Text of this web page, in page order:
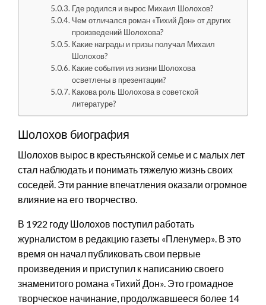
Где родился и вырос Михаил Шолохов?
Чем отличался роман «Тихий Дон» от других
произведений Шолохова?
Какие награды и призы получал Михаил
Шолохов?
Какие события из жизни Шолохова
осветлены в презентации?
Какова роль Шолохова в советской
литературе?
Шолохов биография
Шолохов вырос в крестьянской семье и с малых лет
стал наблюдать и понимать тяжелую жизнь своих
соседей. Эти ранние впечатления оказали огромное
влияние на его творчество.
В 1922 году Шолохов поступил работать
журналистом в редакцию газеты «Пленумер». В это
время он начал публиковать свои первые
произведения и приступил к написанию своего
знаменитого романа «Тихий Дон». Это громадное
творческое начинание, продолжавшееся более 14